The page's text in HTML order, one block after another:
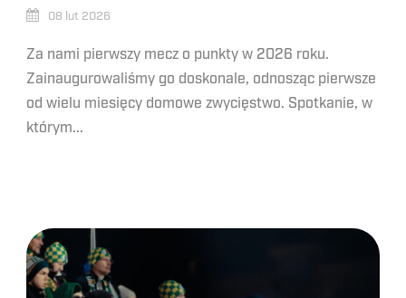
08 lut 2026
Za nami pierwszy mecz o punkty w 2026 roku.
Zainaugurowaliśmy go doskonale, odnosząc pierwsze
od wielu miesięcy domowe zwycięstwo. Spotkanie, w
którym...